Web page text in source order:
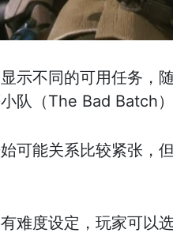
示不同的可用任务，
小队（The Bad Batch
可能关系比较紧张，
难度设定，玩家可以